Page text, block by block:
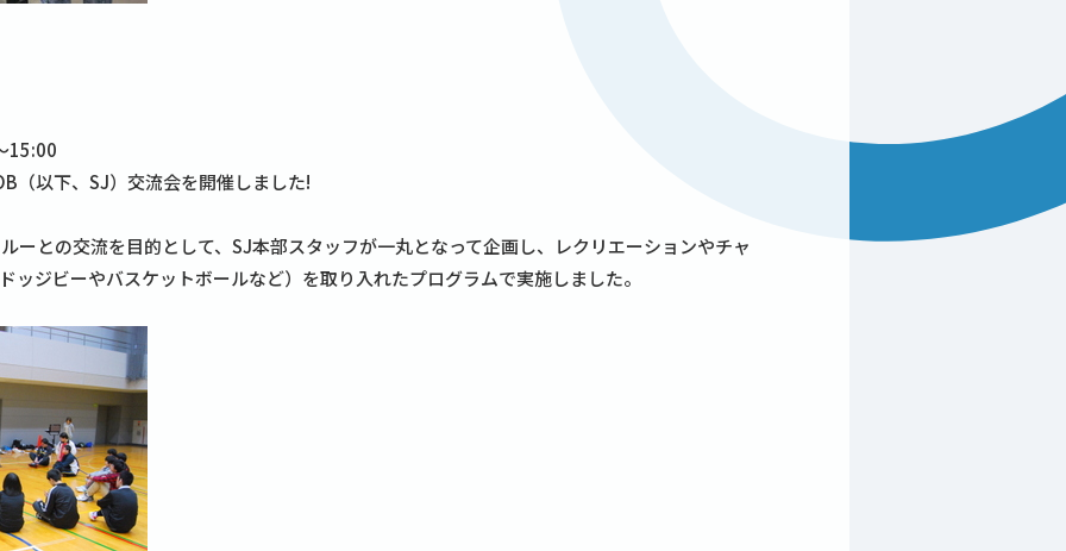
15:00
（以下、SJ）交流会を開催しました!
ーとの交流を目的として、SJ本部スタッフが一丸となって企画し、レクリエーションやチャ
ッジビーやバスケットボールなど）を取り入れたプログラムで実施しました。